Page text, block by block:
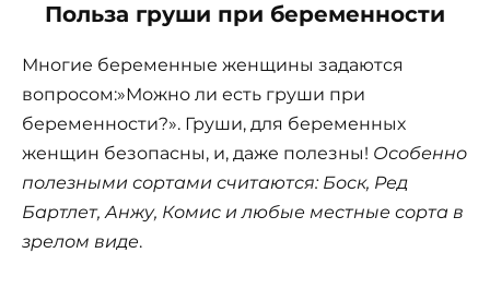
Польза груши при беременности
Многие беременные женщины задаются
вопросом:»Можно ли есть груши при
беременности?». Груши, для беременных
женщин безопасны, и, даже полезны! Особенно
полезными сортами считаются: Боск, Ред
Бартлет, Анжу, Комис и любые местные сорта в
зрелом виде.